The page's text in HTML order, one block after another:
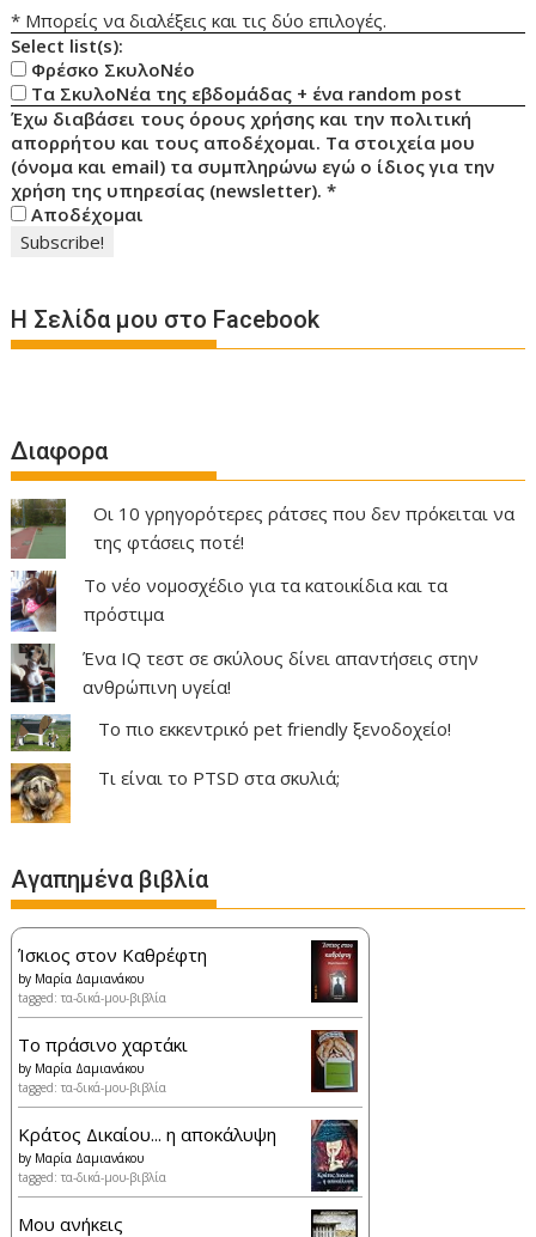
* Μπορείς να διαλέξεις και τις δύο επιλογές.
Select list(s):
Φρέσκο ΣκυλοΝέο
Τα ΣκυλοΝέα της εβδομάδας + ένα random post
Έχω διαβάσει τους όρους χρήσης και την πολιτική
απορρήτου και τους αποδέχομαι. Τα στοιχεία μου
(όνομα και email) τα συμπληρώνω εγώ ο ίδιος για την
χρήση της υπηρεσίας (newsletter).*
Αποδέχομαι
Η Σελίδα μου στο Facebook
Διαφορα
Οι 10 γρηγορότερες ράτσες που δεν πρόκειται να
της φτάσεις ποτέ!
Το νέο νομοσχέδιο για τα κατοικίδια και τα
πρόστιμα
Ένα IQ τεστ σε σκύλους δίνει απαντήσεις στην
ανθρώπινη υγεία!
Το πιο εκκεντρικό pet friendly ξενοδοχείο!
Τι είναι το PTSD στα σκυλιά;
Αγαπημένα βιβλία
Ίσκιος στον Καθρέφτη
by Μαρία Δαμιανάκου
tagged: τα-δικά-μου-βιβλία
Το πράσινο χαρτάκι
by Μαρία Δαμιανάκου
tagged: τα-δικά-μου-βιβλία
Κράτος Δικαίου... η αποκάλυψη
by Μαρία Δαμιανάκου
tagged: τα-δικά-μου-βιβλία
Μου ανήκεις